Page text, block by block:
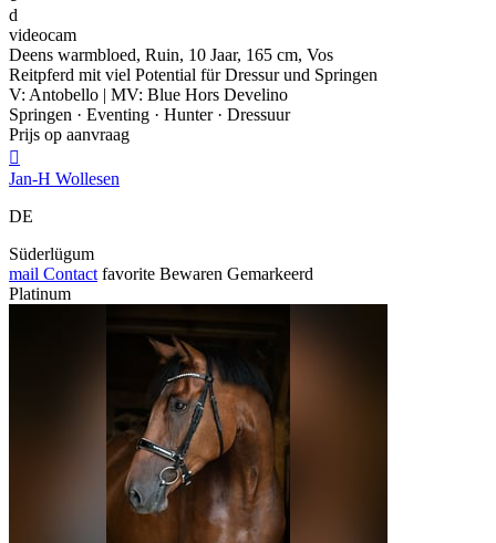
d
videocam
Deens warmbloed, Ruin, 10 Jaar, 165 cm, Vos
Reitpferd mit viel Potential für Dressur und Springen
V: Antobello | MV: Blue Hors Develino
Springen · Eventing · Hunter · Dressuur
Prijs op aanvraag

Jan-H Wollesen
DE
Süderlügum
mail Contact favorite Bewaren Gemarkeerd
Platinum